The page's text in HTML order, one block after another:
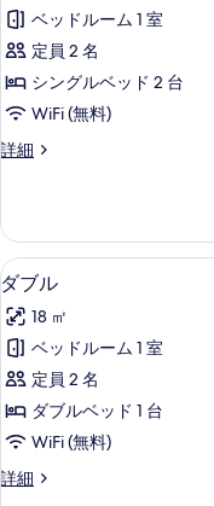
表
示
す
る
ュ
ー
の
す
べ
写
真
を
表
示
す
る
ア
ポ
ー
ト
ビ
ュ
ー
の
ロ
ア
按
ツ
ン/
エ
ア
ポ
ー
ト
ビ
ュ
ー
ベッドルーム 1 室
定員 2 名
シングルベッド 2 台
WiFi (無料)
詳細
ク
ロ
ア
按
司/
ツ
イ
ン/
エ
ア
ポ
ー
ト
ダ
ブ
ル
の
す
べ
の
16
ダブル
18 ㎡
ベッドルーム 1 室
定員 2 名
ダブルベッド 1 台
WiFi (無料)
詳細
ダ